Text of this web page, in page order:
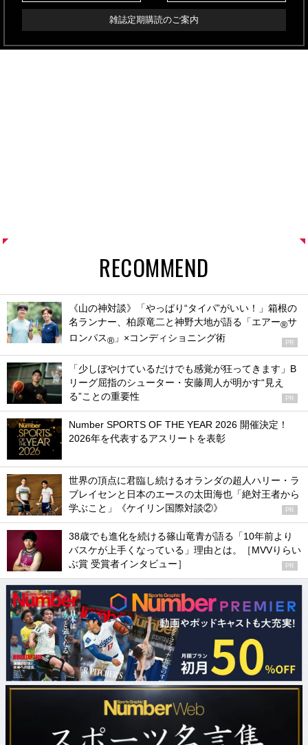
雑誌定期購読のご案内
RECOMMEND
《山の神対談》「やっぱり“タイパ”がいい！」箱根の
名ランナー、柏原竜二と神野大地が語る「エアー®サ
ロンパス® 」×コンディショニング術 PR
「少しぼやけているだけでも感覚が狂ってきます」B
リーグ屈指のシューター・安藤周人が明かす“見え
る”ことの重要性
PR
Number SPORTS OF THE YEAR 2026 開催決定！
2026年を代表するアスリートを表彰
世界の頂点に君臨し続けるオランダの超人ハリー・ラ
ブレイセンと日本のエースの太田海也「絶対王者から
学ぶこと」《ケイリン国際対談②》
PR
38歳でも進化を続ける篠山竜青が語る「10年前より
バスケが上手くなっている」理由とは。［MVVりらい
ぶ賞 受賞者インタビュー］
PR